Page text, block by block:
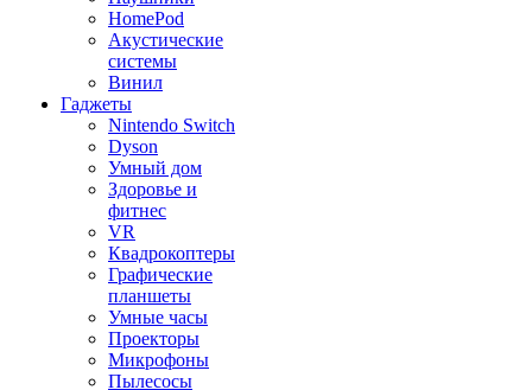
HomePod
Акустические
системы
Винил
Гаджеты
Nintendo Switch
Dyson
Умный дом
Здоровье и
фитнес
VR
Квадрокоптеры
Графические
планшеты
Умные часы
Проекторы
Микрофоны
Пылесосы